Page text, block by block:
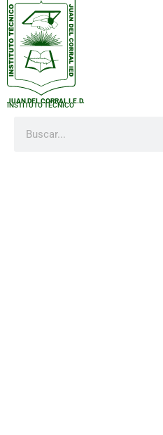
INSTITUTO TÉCNICO
JUAN DEL CORRAL I.E.D.